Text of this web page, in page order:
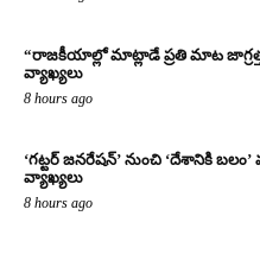
“రాజకీయాల్లో మాట్లాడే ప్రతి మాట
వ్యాఖ్యలు
8 hours ago
‘గట్టర్ జనరేషన్’ నుంచి ‘దేశానికి
వ్యాఖ్యలు
8 hours ago